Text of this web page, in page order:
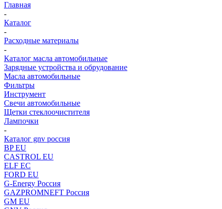
Главная
-
Каталог
-
Расходные материалы
-
Каталог масла автомобильные
Зарядные устройства и обрудование
Масла автомобильные
Фильтры
Инструмент
Свечи автомобильные
Щетки стеклоочистителя
Лампочки
-
Каталог gnv россия
BP EU
CASTROL EU
ELF EC
FORD EU
G-Energy Россия
GAZPROMNEFT Россия
GM EU